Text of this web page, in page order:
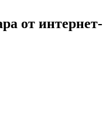
от интернет-